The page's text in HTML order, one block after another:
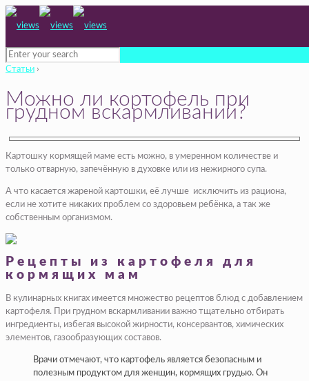
Статьи ›
Можно ли кортофель при
грудном вскармливании?
Картошку кормящей маме есть можно, в умеренном количестве и
только отварную, запечённую в духовке или из нежирного супа.
А что касается жареной картошки, её лучше исключить из рациона,
если не хотите никаких проблем со здоровьем ребёнка, а так же
собственным организмом.
Рецепты из картофеля для
кормящих мам
В кулинарных книгах имеется множество рецептов блюд с добавлением
картофеля. При грудном вскармливании важно тщательно отбирать
ингредиенты, избегая высокой жирности, консервантов, химических
элементов, газообразующих составов.
Врачи отмечают, что картофель является безопасным и
полезным продуктом для женщин, кормящих грудью. Он